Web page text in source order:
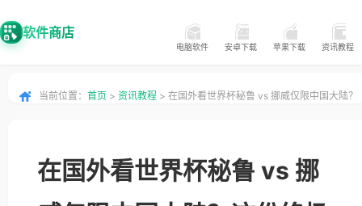
软件商店
电脑软件 安卓下载 苹果下载 资讯教程
当前位置： 首页 > 资讯教程 > 在国外看世界杯秘鲁 vs 挪威仅限中国大陆？
在国外看世界杯秘鲁 vs 挪